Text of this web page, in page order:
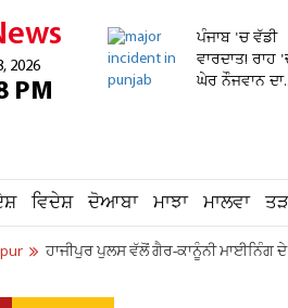
2026
PM
ਪੰਜਾਬ 'ਚ ਵੱਡੀ
ਵਾਰਦਾਤ! ਰਾਹ
ਘੇਰ ਨੌਜਵਾਨ
ਵਿਦੇਸ਼ ਦੋਆਬਾ ਮਾਝਾ ਮਾਲਵਾ
ਹਾਜੀਪੁਰ ਪੁਲਸ ਵੱਲੋਂ ਗੈਰ-ਕਾਨੂੰਨੀ ਮਾਈਨਿੰਗ